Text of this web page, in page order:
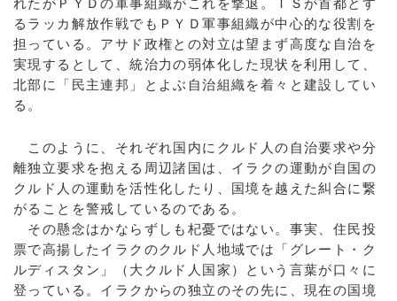
れたがＰＹＤの軍事組織がこれを撃退。ＩＳが首都とす
るラッカ解放作戦でもＰＹＤ軍事組織が中心的な役割を
担っている。アサド政権との対立は望まず高度な自治を
実現するとして、統治力の弱体化した現状を利用して、
北部に「民主連邦」とよぶ自治組織を着々と建設してい
る。
このように、それぞれ国内にクルド人の自治要求や分
離独立要求を抱える周辺諸国は、イラクの運動が自国の
クルド人の運動を活性化したり、国境を越えた糾合に繋
がることを警戒しているのである。
その懸念はかならずしも杞憂ではない。事実、住民投
票で高揚したイラクのクルド人地域では「グレート・ク
ルディスタン」（大クルド人国家）という言葉が口々に
登っている。イラクからの独立のその先に、現在の国境